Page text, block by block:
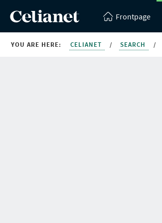
Frontpage
YOU ARE HERE: CELIANET / SEARCH /